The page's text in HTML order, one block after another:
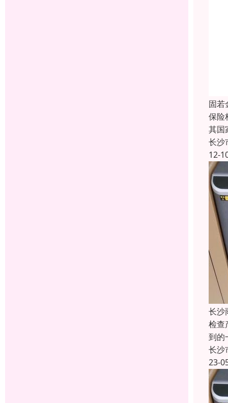
固若
保险
其国
长沙
12-
长沙
检查
到的
长沙
23-